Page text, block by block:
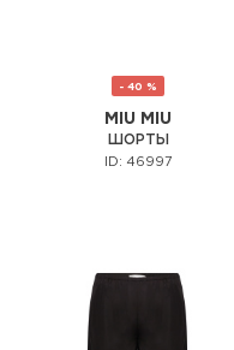
- 40 %
MIU MIU
ШОРТЫ
ID: 46997